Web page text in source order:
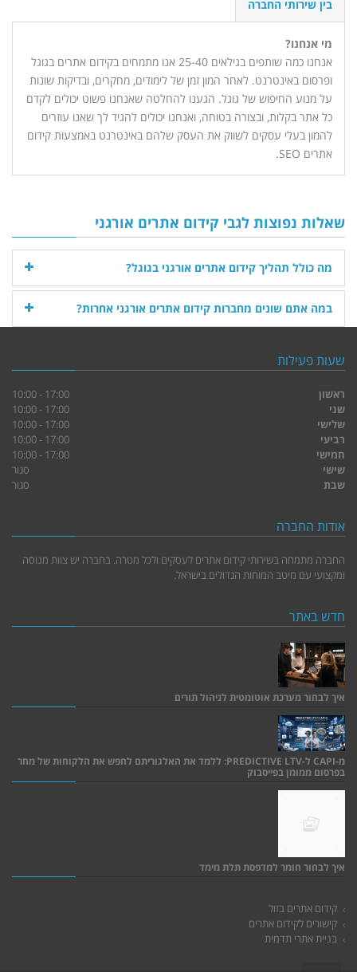
בין שירותי החברה
מי אנחנו?
אנחנו כמה שותפים בגילאים 25-40 אנו מתמחים בקידום אתרים בגוגל
ופרסום באינטרנט. לאחר המון זמן של לימודים, מחקרים, ובדיקות שונות
על מנוע החיפוש של גוגל. הגענו להחלטה שאנחנו פשוט יכולים לקדם
כל אתר בקלות, ובצורה בטוחה, ואנחנו יכולים להגיד לך שאנו עוזרים
להמון בעלי עסקים לשווק את העסק שלהם באינטרנט באמצעות קידום
אתרים SEO.
שאלות נפוצות לגבי קידום אתרים אורגני
מה כולל תהליך קידום אתרים אורגני בגוגל?
במה אתם שונים מחברות קידום אתרים אורגני אחרות?
שעות פעילות
ראשון
17:00 - 10:00
שני
17:00 - 10:00
שלישי
17:00 - 10:00
רביעי
17:00 - 10:00
חמישי
17:00 - 10:00
שישי
סגור
שבת
סגור
אודות החברה
החברה מתמחה בשירותי קידום אתרים לעסקים ולכל מטרה. בחברה יש צוות מנוסה
ומקצועי עם מיטב המוחות הגדולים בישראל.
חדש באתר
איך לבחור מערכת אוטומטית לניהול תורים
מ-CAPI ל-PREDICTIVE LTV: ללמד את האלגוריתם לחפש את הלקוחות של מחר
בפרסום ממומן בפייסבוק
איך לבחור חומר למדפסת תלת מימד
קידום אתרים בזול
קישורים לקידום אתרים
בניית אתרי תדמית